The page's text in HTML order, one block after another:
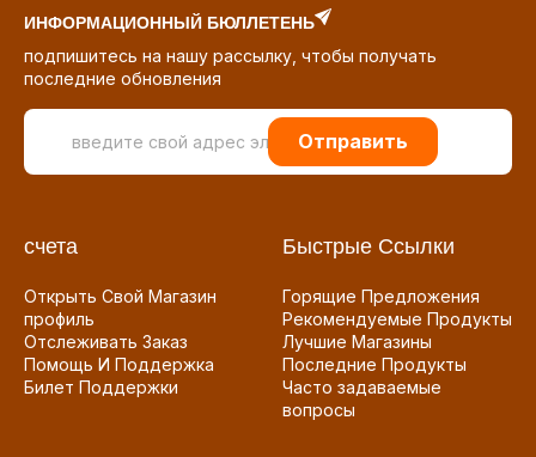
ИНФОРМАЦИОННЫЙ БЮЛЛЕТЕНЬ
подпишитесь на нашу рассылку, чтобы получать
последние обновления
Отправить
счета
Открыть Свой Магазин
профиль
Отслеживать Заказ
Помощь И Поддержка
Билет Поддержки
Быстрые Ссылки
Горящие Предложения
Рекомендуемые Продукты
Лучшие Магазины
Последние Продукты
Часто задаваемые
вопросы